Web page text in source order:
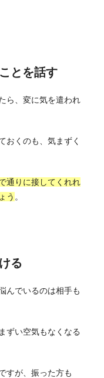
とを話す
ら、変に気を遣われ
おくのも、気まずく
通りに接してくれれ
う 。
る
んでいるのは相手も
ずい空気もなくなる
すが、振った方も